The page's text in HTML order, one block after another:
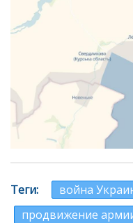
Теги
война
продвижение